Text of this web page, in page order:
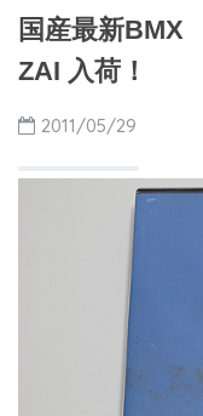
国産最新
ZAI 入荷！
2011/05/29